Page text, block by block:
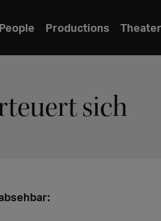
People Productions
sich